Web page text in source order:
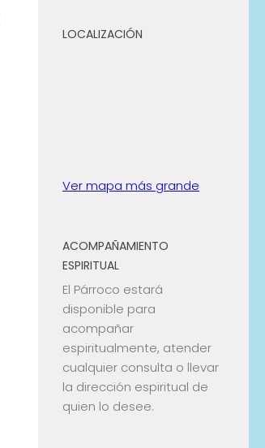
LOCALIZACIÓN
Ver mapa más grande
ACOMPAÑAMIENTO
ESPIRITUAL
El Párroco estará
disponible para
acompañar
espiritualmente, atender
cualquier consulta o llevar
la dirección espiritual de
quien lo desee.